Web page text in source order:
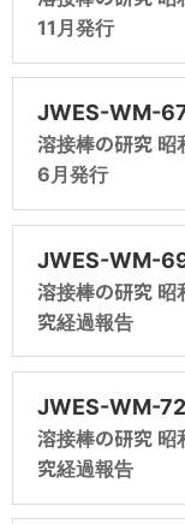
船舶・鉄構海洋構
日本溶接協会 船舶
行。閲覧は、会員に限
原子力研究委員
日本溶接協会 日本
して発行。
化学機械溶接研
日本溶接協会 化学
行。
溶接データシステ
日本溶接協会 溶接デ
て発行。
CIW 通信 RUMPES
日本溶接協会 溶接検
刷をもとにした電子書
書籍「薄鋼板及びア
後新たに抵抗溶接分
自習教材となる電子書
溶接低温割れの基
溶接に携わる技術者
温割れに関する理解
研究者のみならず生
を集積した電子書籍で
既にWE-COMに登
入会したが、1級を取
す。
メールアドレス
WE-COMに登録いた
合の変更手順について
溶接管理技術者資格
業務に関する知識及
い、資格認証していま
規格の確認
溶接女子会
様々な溶接現場で活
コミック「溶接女子
溶接の世界に飛び込
ます。
発電関連設備 溶
建築鉄骨ロボット
溶接構造物非破
告）
§7 溶接棒の
告）
§8 ステンレ
分科会報告）
§9 調質鋼用
8分科会報告
§10 結言
§4 溶接棒の
研究（使用
§5 表面硬化
殊棒分科会報
§6 結言
§3 溶接棒の
§4 耐食耐熱
関する研究
§5 耐磨耗用
究（特殊溶
§6 溶接継手
§7 結言
第1編 HT80
第2編 耐食
に関する共同
第3編 溶接
11月発行
耐摩耗用ク
（特殊棒分
鉄鋼の溶接
分科会報告）
溶接棒の使
（調査第7分
溶接部の写
JWES-WM-
溶接棒の研究
6月発行
第1編 Si量を
溶接に関す
第2編 溶接
JWES-WM-
溶接棒の研究
究経過報告
JWES-WM-
溶接棒の研究
究経過報告